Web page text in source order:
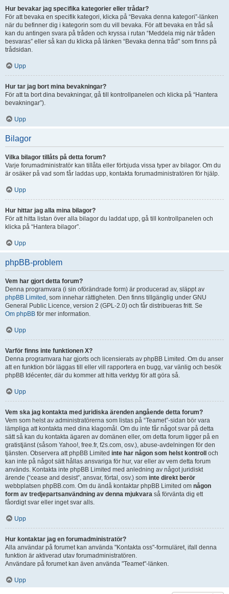
Hur bevakar jag specifika kategorier eller trådar?
För att bevaka en specifik kategori, klicka på “Bevaka denna kategori”-länken
när du befinner dig i kategorin som du vill bevaka. För att bevaka en tråd så
kan du antingen svara på tråden och kryssa i rutan “Meddela mig när tråden
besvaras” eller så kan du klicka på länken “Bevaka denna tråd” som finns på
trådsidan.
Upp
Hur tar jag bort mina bevakningar?
För att ta bort dina bevakningar, gå till kontrollpanelen och klicka på “Hantera
bevakningar”).
Upp
Bilagor
Vilka bilagor tillåts på detta forum?
Varje forumadministratör kan tillåta eller förbjuda vissa typer av bilagor. Om du
är osäker på vad som får laddas upp, kontakta forumadministratören för hjälp.
Upp
Hur hittar jag alla mina bilagor?
För att hitta listan över alla bilagor du laddat upp, gå till kontrollpanelen och
klicka på “Hantera bilagor”.
Upp
phpBB-problem
Vem har gjort detta forum?
Denna programvara (i sin oförändrade form) är producerad av, släppt av
phpBB Limited , som innehar rättigheten. Den finns tillgänglig under GNU
General Public Licence, version 2 (GPL-2.0) och får distribueras fritt. Se
Om phpBB för mer information.
Upp
Varför finns inte funktionen X?
Denna programvara har gjorts och licensierats av phpBB Limited. Om du anser
att en funktion bör läggas till eller vill rapportera en bugg, var vänlig och besök
phpBB Idécenter, där du kommer att hitta verktyg för att göra så.
Upp
Vem ska jag kontakta med juridiska ärenden angående detta forum?
Vem som helst av administratörerna som listas på “Teamet”-sidan bör vara
lämpliga att kontakta med dina klagomål. Om du inte får något svar på detta
sätt så kan du kontakta ägaren av domänen eller, om detta forum ligger på en
gratistjänst (såsom Yahoo!, free.fr, f2s.com, osv.), abuse-avdelningen för den
tjänsten. Observera att phpBB Limited inte har någon som helst kontroll
och
kan inte på något sätt hållas ansvariga för hur, var eller av vem detta forum
används. Kontakta inte phpBB Limited med anledning av något juridiskt
ärende (“cease and desist”, ansvar, förtal, osv.) som inte direkt berör
webbplatsen phpBB.com. Om du ändå kontaktar phpBB Limited om någon
form av tredjepartsanvändning av denna mjukvara så förvänta dig ett
fåordigt svar eller inget svar alls.
Upp
Hur kontaktar jag en forumadministratör?
Alla användar på forumet kan använda "Kontakta oss"-formuläret, ifall denna
funktion är aktiverad utav forumadministratören.
Användare på forumet kan även använda "Teamet"-länken.
Upp